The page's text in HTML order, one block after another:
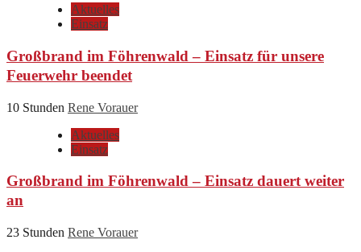
Aktuelles
Einsatz
Großbrand im Föhrenwald – Einsatz für unsere
Feuerwehr beendet
10 Stunden Rene Vorauer
Aktuelles
Einsatz
Großbrand im Föhrenwald – Einsatz dauert weiter
an
23 Stunden Rene Vorauer